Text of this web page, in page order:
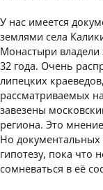
У нас имеется
землями села
Монастыри владели
32 года. Очень
липецких
рассматриваемых
завезены
региона. Это
Но документальных
гипотезу, пока что
сомневаться в её